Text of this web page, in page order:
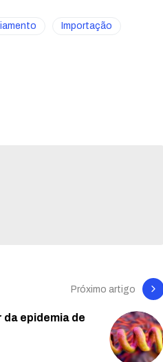
Importação
Próximo artigo
epidemia de